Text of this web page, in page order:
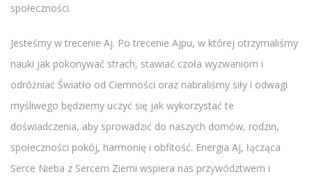
społeczności.
Jesteśmy w trecenie Aj. Po trecenie Ajpu, w której otrzymaliśmy
nauki jak pokonywać strach, stawiać czoła wyzwaniom i
odróżniać Światło od Ciemności oraz nabraliśmy siły i odwagi
myśliwego będziemy uczyć się jak wykorzystać te
doświadczenia, aby sprowadzić do naszych domów, rodzin,
społeczności pokój, harmonię i obfitość. Energia Aj, łącząca
Serce Nieba z Sercem Ziemi wspiera nas przywództwem i